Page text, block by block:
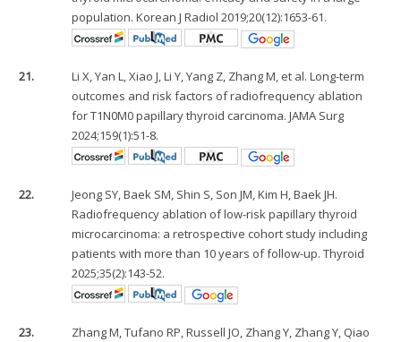
population. Korean J Radiol 2019;20(12):1653-61.
21.
Li X, Yan L, Xiao J, Li Y, Yang Z, Zhang M, et al. Long-term
outcomes and risk factors of radiofrequency ablation
for T1N0M0 papillary thyroid carcinoma. JAMA Surg
2024;159(1):51-8.
22.
Jeong SY, Baek SM, Shin S, Son JM, Kim H, Baek JH.
Radiofrequency ablation of low-risk papillary thyroid
microcarcinoma: a retrospective cohort study including
patients with more than 10 years of follow-up. Thyroid
2025;35(2):143-52.
23.
Zhang M, Tufano RP, Russell JO, Zhang Y, Zhang Y, Qiao